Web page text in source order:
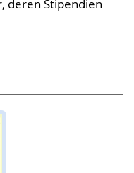
deren Stipendien